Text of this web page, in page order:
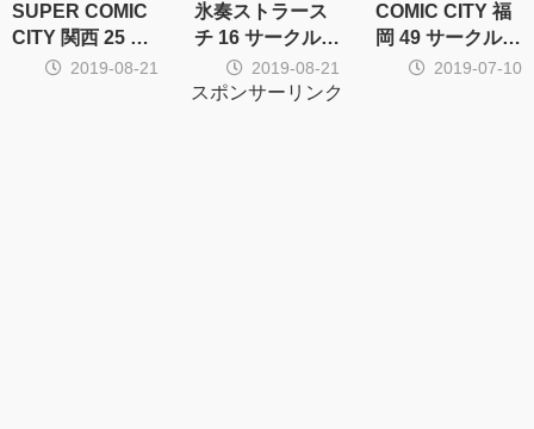
SUPER COMIC
CITY 関西 25 サ
ークル集計2019-08-21
氷奏ストラース
チ 16 サークル集
2019-08-21
COMIC CITY 福
岡 49 サークル集
2019-07-10
スポンサーリンク